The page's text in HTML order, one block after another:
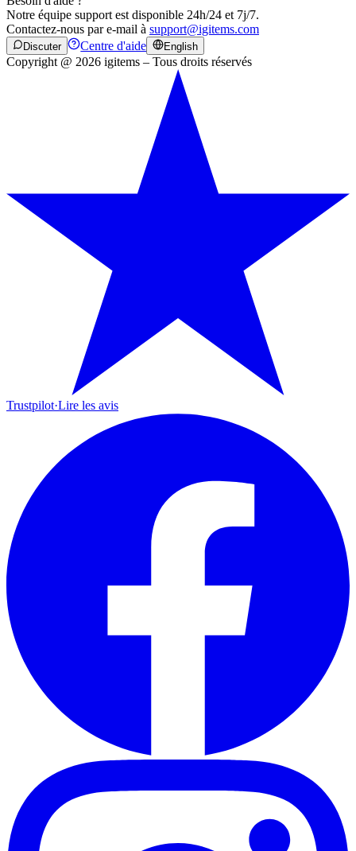
Notre équipe support est disponible 24h/24 et 7j/7.
Contactez-nous par e-mail à support@igitems.com
Discuter Centre d'aide English
Copyright @ 2026 igitems – Tous droits réservés
Trustpilot·Lire les avis